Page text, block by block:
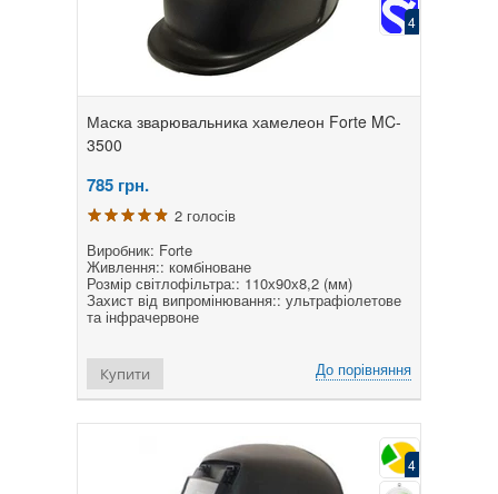
4
Маска зварювальника хамелеон Forte MC-
3500
785 грн.
2 голосів
Виробник: Forte
Живлення:: комбіноване
Розмір світлофільтра:: 110х90х8,2 (мм)
Захист від випромінювання:: ультрафіолетове
та інфрачервоне
До порівняння
Купити
4